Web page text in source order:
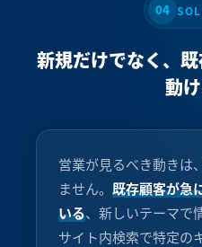
04
新規だけでなく、
動け
営業が見るべき動きは
ません。 既存顧客が急
いる、新しいテーマで
サイト内検索で特定の